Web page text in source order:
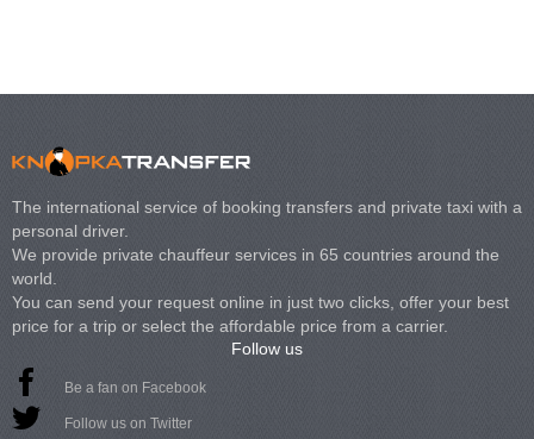
The international service of booking transfers and private taxi with a
personal driver.
We provide private chauffeur services in 65 countries around the
world.
You can send your request online in just two clicks, offer your best
price for a trip or select the affordable price from a carrier.
Follow us
Be a fan on Facebook
Follow us on Twitter